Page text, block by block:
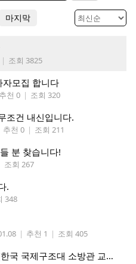
마지막
| 조회 3825
모집 합니다
추천 0 | 조회 320
조건 내신입니다.
추천 0 | 조회 211
분 찾습니다!
조회 267
.
348
| 추천 1 | 조회 405
유학생 통역 아르바이트 구함(한국 국제구조대 소방관 교육통역 구함)